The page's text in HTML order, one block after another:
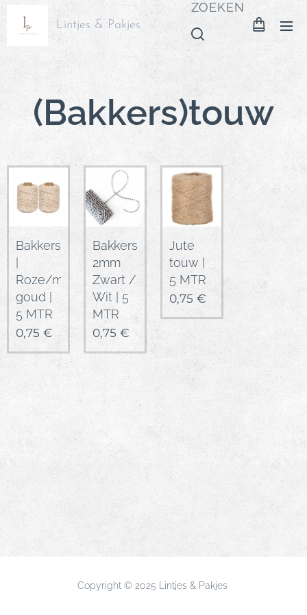
Lintjes & Pakjes
ZOEKEN
(Bakkers)touw
Bakkerstouw
|
Roze/metallic
goud |
5 MTR
0,75 €
Bakkerstouw
2mm
Zwart /
Wit | 5
MTR
0,75 €
Jute
touw |
5 MTR
0,75 €
Copyright © 2025 Lintjes & Pakjes